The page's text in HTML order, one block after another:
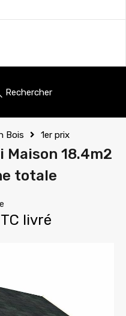
Rechercher
Bois 1er prix
Maison 18.4m2
totale
livré